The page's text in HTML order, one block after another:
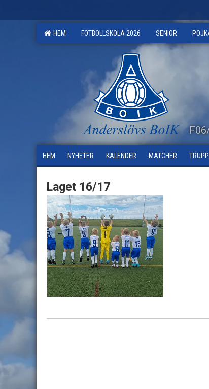
HEM FOTBOLLSKOLA 2026 SENIOR
HEM NYHETER KALENDER MATCHER
Laget 16/17